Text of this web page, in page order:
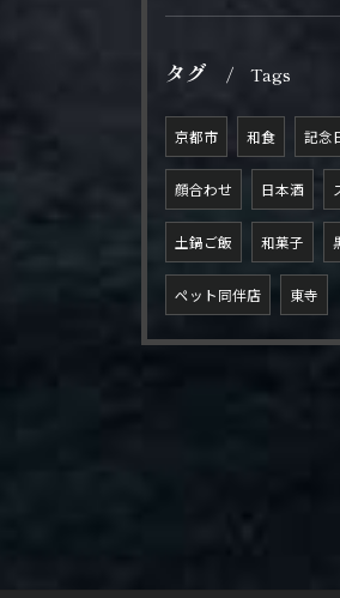
タグ Tags
京都市 和食 記念
顔合わせ 日本酒
土鍋ご飯 和菓子
ペット同伴店 東寺